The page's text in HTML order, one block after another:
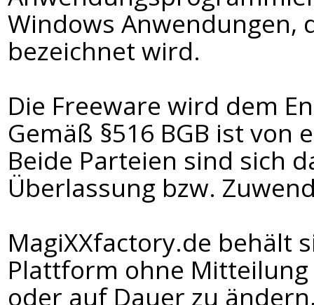
Windows Anwendungen,
bezeichnet wird.
Die Freeware wird dem
Gemäß §516 BGB ist von
Beide Parteien sind sich
Überlassung bzw.
MagiXXfactory.de behält
Plattform ohne
oder auf Dauer zu